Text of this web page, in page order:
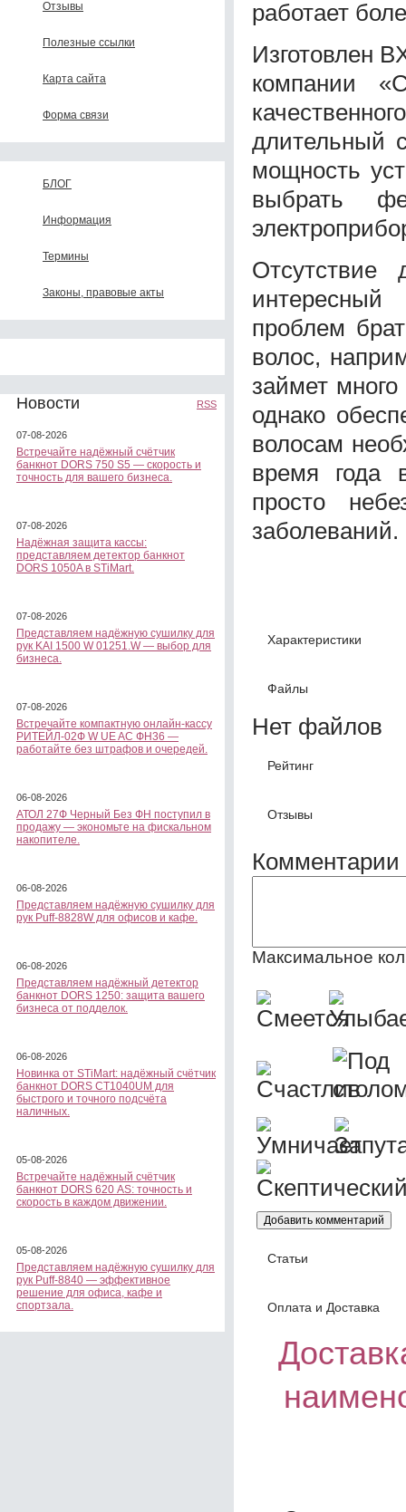
Отзывы
Полезные ссылки
Карта сайта
Форма связи
БЛОГ
Информация
Термины
Законы, правовые акты
Новости RSS
07-08-2026
Встречайте надёжный счётчик
банкнот DORS 750 S5 — скорость и
точность для вашего бизнеса.
07-08-2026
Надёжная защита кассы:
представляем детектор банкнот
DORS 1050A в STiMart.
07-08-2026
Представляем надёжную сушилку для
рук KAI 1500 W 01251.W — выбор для
бизнеса.
07-08-2026
Встречайте компактную онлайн-кассу
РИТЕЙЛ-02Ф W UE AC ФН36 —
работайте без штрафов и очередей.
06-08-2026
АТОЛ 27Ф Черный Без ФН поступил в
продажу — экономьте на фискальном
накопителе.
06-08-2026
Представляем надёжную сушилку для
рук Puff-8828W для офисов и кафе.
06-08-2026
Представляем надёжный детектор
банкнот DORS 1250: защита вашего
бизнеса от подделок.
06-08-2026
Новинка от STiMart: надёжный счётчик
банкнот DORS CT1040UM для
быстрого и точного подсчёта
наличных.
05-08-2026
Встречайте надёжный счётчик
банкнот DORS 620 АS: точность и
скорость в каждом движении.
05-08-2026
Представляем надёжную сушилку для
рук Puff-8840 — эффективное
решение для офиса, кафе и
спортзала.
работает
Изготовлен
компании
длительный
мощность
выбрать
проблем
волос,
займет
однако
волосам
время года
просто
заболеваний.
Характеристики
Файлы
Нет файлов
Рейтинг
Отзывы
Комментарии
Максимальное
Статьи
Оплата и Доставка